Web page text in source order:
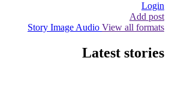
Login
Add post
Story Image Audio View all formats
Latest stories